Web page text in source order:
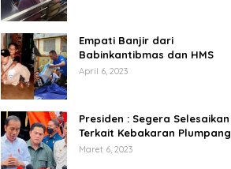
Empati Banjir dari
Babinkantibmas dan HMS
April 6, 2023
Presiden : Segera Selesaikan
Terkait Kebakaran Plumpang
Maret 6, 2023